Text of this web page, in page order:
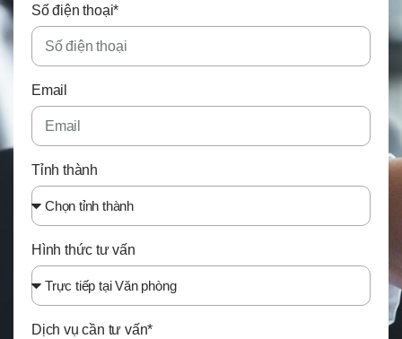
Số điện thoại*
Email
Tỉnh thành
Hình thức tư vấn
Dịch vụ cần tư vấn*